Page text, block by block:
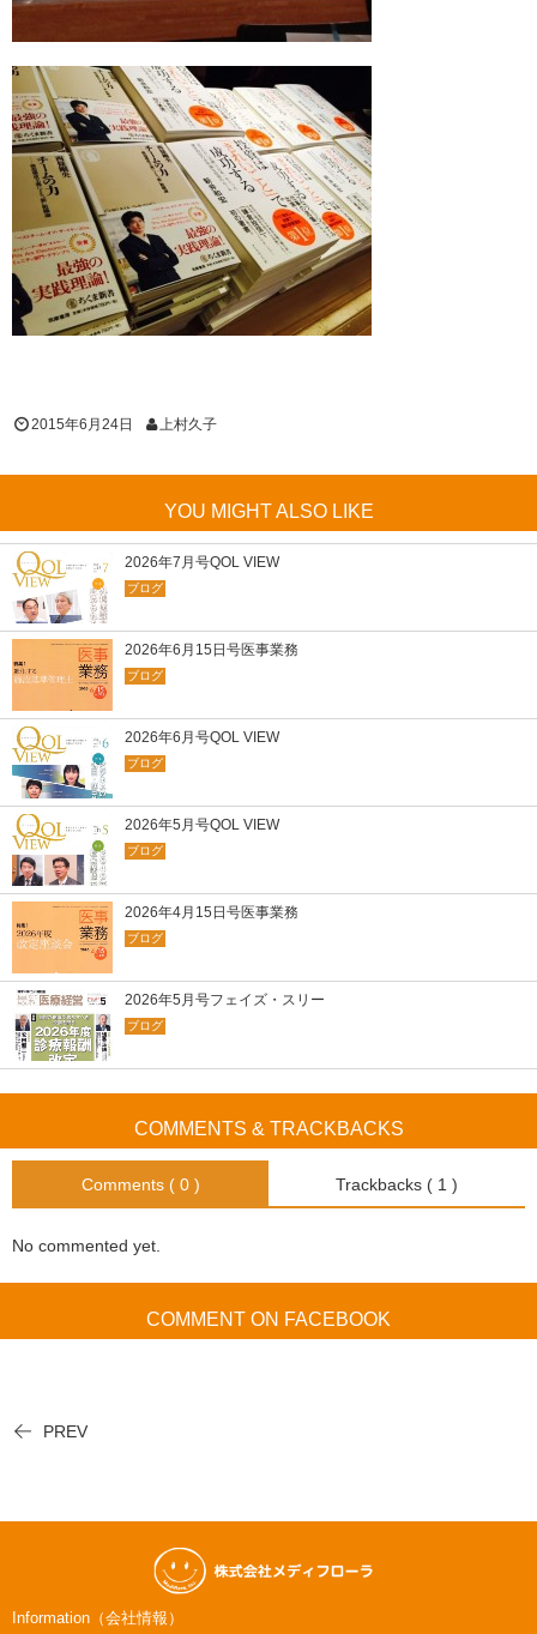
2015年6月24日 上村久子
YOU MIGHT ALSO LIKE
2026年7月号QOL VIEW
ブログ
2026年6月15日号医事業務
ブログ
2026年6月号QOL VIEW
ブログ
2026年5月号QOL VIEW
ブログ
2026年4月15日号医事業務
ブログ
2026年5月号フェイズ・スリー
ブログ
COMMENTS & TRACKBACKS
Comments ( 0 ) Trackbacks ( 1 )
No commented yet.
COMMENT ON FACEBOOK
PREV
Information（会社情報）